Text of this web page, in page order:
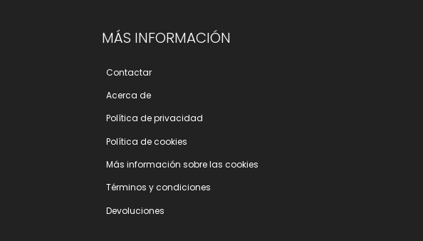
MÁS INFORMACIÓN
Contactar
Acerca de
Polí­tica de privacidad
Polí­tica de cookies
Más información sobre las cookies
Términos y condiciones
Devoluciones